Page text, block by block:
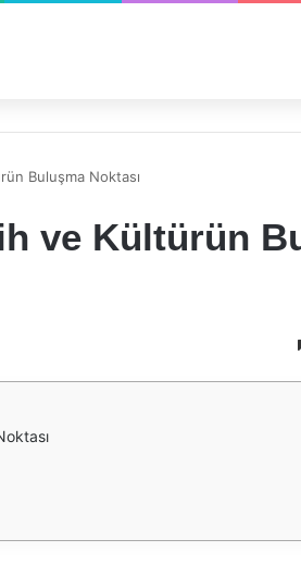
Buluşma Noktası
ve Kültürün